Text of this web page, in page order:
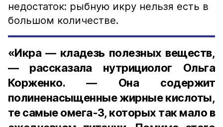
недостаток: рыбную икру нельзя есть в
большом количестве.
«Икра — кладезь полезных веществ,
— рассказала нутрициолог Ольга
Корженко. — Она содержит
полиненасыщенные жирные кислоты,
те самые омега-3, которых так мало в